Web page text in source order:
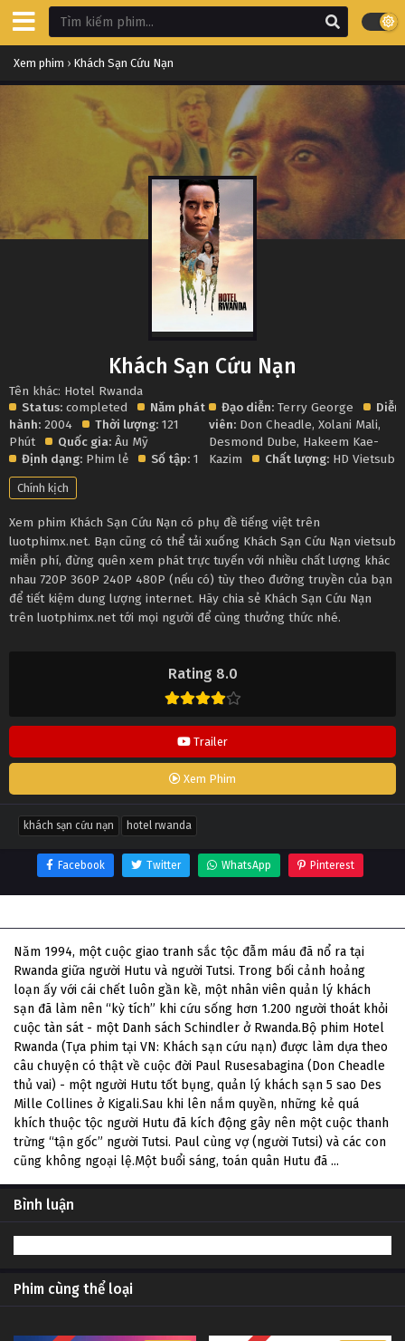
Xem phim › Khách Sạn Cứu Nạn
Rating 8.0
Trailer
Xem Phim
Khách Sạn Cứu Nạn
Tên khác: Hotel Rwanda
Status: completed
Năm phát
hành: 2004 Thời lượng: 121
Phút
Quốc gia: Âu Mỹ
Định dạng: Phim lẻ Số tập: 1
Đạo diễn: Terry George
Diễn
viên: Don Cheadle,Xolani Mali,
Desmond Dube, Hakeem Kae-
Kazim
Chất lượng: HD Vietsub
Chính kịch
Xem phim Khách Sạn Cứu Nạn có phụ đề tiếng việt trên
luotphimx.net. Bạn cũng có thể tải xuống Khách Sạn Cứu Nạn vietsub
miễn phí, đừng quên xem phát trực tuyến với nhiều chất lượng khác
nhau 720P 360P 240P 480P (nếu có) tùy theo đường truyền của bạn
để tiết kiệm dung lượng internet. Hãy chia sẻ Khách Sạn Cứu Nạn
trên luotphimx.net tới mọi người để cùng thưởng thức nhé.
khách sạn cứu nạn hotel rwanda
Facebook Twitter WhatsApp Pinterest
Năm 1994, một cuộc giao tranh sắc tộc đẫm máu đã nổ ra tại
Rwanda giữa người Hutu và người Tutsi. Trong bối cảnh hoảng
loạn ấy với cái chết luôn gần kề, một nhân viên quản lý khách
sạn đã làm nên “kỳ tích” khi cứu sống hơn 1.200 người thoát khỏi
cuộc tàn sát - một Danh sách Schindler ở Rwanda.Bộ phim Hotel
Rwanda (Tựa phim tại VN: Khách sạn cứu nạn) được làm dựa theo
câu chuyện có thật về cuộc đời Paul Rusesabagina (Don Cheadle
thủ vai) - một người Hutu tốt bụng, quản lý khách sạn 5 sao Des
Mille Collines ở Kigali.Sau khi lên nắm quyền, những kẻ quá
khích thuộc tộc người Hutu đã kích động gây nên một cuộc thanh
trừng “tận gốc” người Tutsi. Paul cùng vợ (người Tutsi) và các con
cũng không ngoại lệ.Một buổi sáng, toán quân Hutu đã ...
Bình luận
Phim cùng thể loại